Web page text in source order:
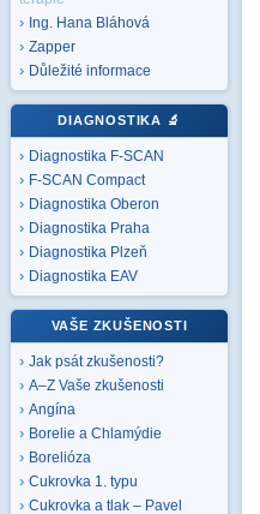
Ing. Hana Bláhová
Zapper
Důležité informace
DIAGNOSTIKA 🔬
Diagnostika F-SCAN
F-SCAN Compact
Diagnostika Oberon
Diagnostika Praha
Diagnostika Plzeň
Diagnostika EAV
VAŠE ZKUŠENOSTI
Jak psát zkušenosti?
A–Z Vaše zkušenosti
Angína
Borelie a Chlamýdie
Borelióza
Cukrovka 1. typu
Cukrovka a tlak – Pavel